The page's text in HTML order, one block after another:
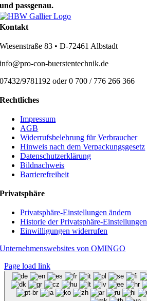
und passgenau.
Kontakt
Wiesenstraße 83 • D-72461 Albstadt
info@pro-con-buerstentechnik.de
07432/9781192 oder 0 700 / 776 266 366
Rechtliches
Impressum
AGB
Widerrufsbelehrung für Verbraucher
Hinweis nach dem Verpackungsgesetz
Datenschutzerklärung
Bildnachweis
Barrierefreiheit
Privatsphäre
Privatsphäre-Einstellungen ändern
Historie der Privatsphäre-Einstellungen
Einwilligungen widerrufen
Unternehmenswebsites von OMINGO
Page load link